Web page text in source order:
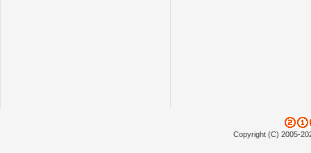
Copyright (C) 2005-